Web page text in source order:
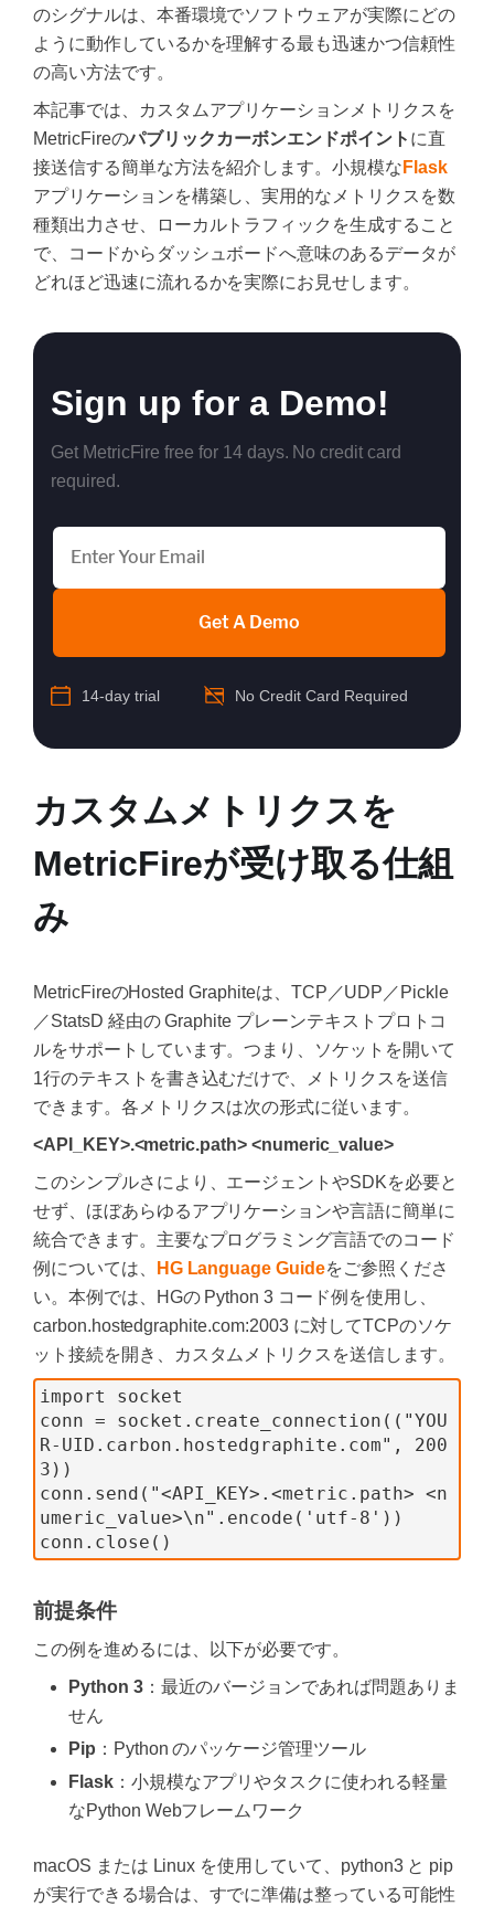
のシグナルは、本番環境でソフトウェアが実際にどの
ように動作しているかを理解する最も迅速かつ信頼性
の高い方法です。
本記事では、カスタムアプリケーションメトリクスを
MetricFireのパブリックカーボンエンドポイント に直
接送信する簡単な方法を紹介します。小規模な Flask
アプリケーションを構築し、実用的なメトリクスを数
種類出力させ、ローカルトラフィックを生成すること
で、コードからダッシュボードへ意味のあるデータが
どれほど迅速に流れるかを実際にお見せします。
Sign up for a Demo!
Get MetricFire free for 14 days. No credit card
required.
Get A Demo
14-day trial No Credit Card Required
カスタムメトリクスを
MetricFireが受け取る仕組
み
MetricFireのHosted Graphiteは、TCP／UDP／Pickle
／StatsD 経由の Graphite プレーンテキストプロトコ
ルをサポートしています。つまり、ソケットを開いて
1行のテキストを書き込むだけで、メトリクスを送信
できます。各メトリクスは次の形式に従います。
<API_KEY>.<metric.path> <numeric_value>
このシンプルさにより、エージェントやSDKを必要と
せず、ほぼあらゆるアプリケーションや言語に簡単に
統合できます。主要なプログラミング言語でのコード
例については、
HG Language Guideをご参照くださ
い。本例では、HGの Python 3 コード例を使用し、
carbon.hostedgraphite.com:2003 に対してTCPのソケ
ット接続を開き、カスタムメトリクスを送信します。
import socket
conn = socket.create_connection(("YOU
R-UID.carbon.hostedgraphite.com", 200
3))
conn.send("<API_KEY>.<metric.path> <n
umeric_value>\n".encode('utf-8'))
conn.close()
前提条件
この例を進めるには、以下が必要です。
Python 3：最近のバージョンであれば問題ありま
せん
Pip ：Python のパッケージ管理ツール
Flask：小規模なアプリやタスクに使われる軽量
なPython Webフレームワーク
macOS または Linux を使用していて、python3 と pip
が実行できる場合は、すでに準備は整っている可能性